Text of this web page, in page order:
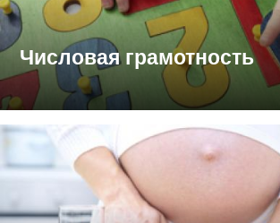
Числовая грамотность